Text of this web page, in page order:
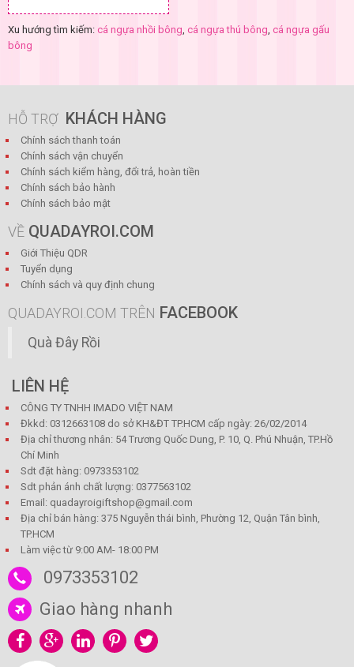
Xu hướng tìm kiếm: cá ngựa nhồi bông cá ngựa thú bông cá ngựa gấu
bông
HỖ TRỢ KHÁCH HÀNG
Chính sách thanh toán
Chính sách vận chuyển
Chính sách kiểm hàng, đổi trả, hoàn tiền
Chính sách bảo hành
Chính sách bảo mật
VỀ QUADAYROI.COM
Giới Thiệu QDR
Tuyển dụng
Chính sách và quy định chung
QUADAYROI.COM TRÊN FACEBOOK
Quà Đây Rồi
LIÊN HỆ
CÔNG TY TNHH IMADO VIỆT NAM
Đkkd: 0312663108 do sở KH&ĐT TP.HCM cấp ngày: 26/02/2014
Địa chỉ thương nhân: 54 Trương Quốc Dung, P. 10, Q. Phú Nhuận, TP.Hồ
Chí Minh
Sdt đặt hàng: 0973353102
Sdt phản ánh chất lượng: 0377563102
Email: quadayroigiftshop@gmail.com
Địa chỉ bán hàng: 375 Nguyễn thái bình, Phường 12, Quận Tân bình,
TP.HCM
Làm việc từ 9:00 AM- 18:00 PM
0973353102
Giao hàng nhanh